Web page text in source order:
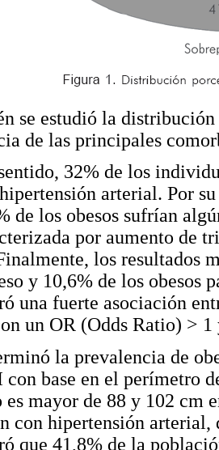
se estudió la
de las principales
32% de los
arterial. Por
de los obesos sufrían
por aumento de
los resultados
y 10,6% de los obesos
una fuerte asociación
un OR (Odds Ratio) > 1
la prevalencia de
con base en el perímetro
es mayor de 88 y 102 cm
con hipertensión
que 41,8% de la